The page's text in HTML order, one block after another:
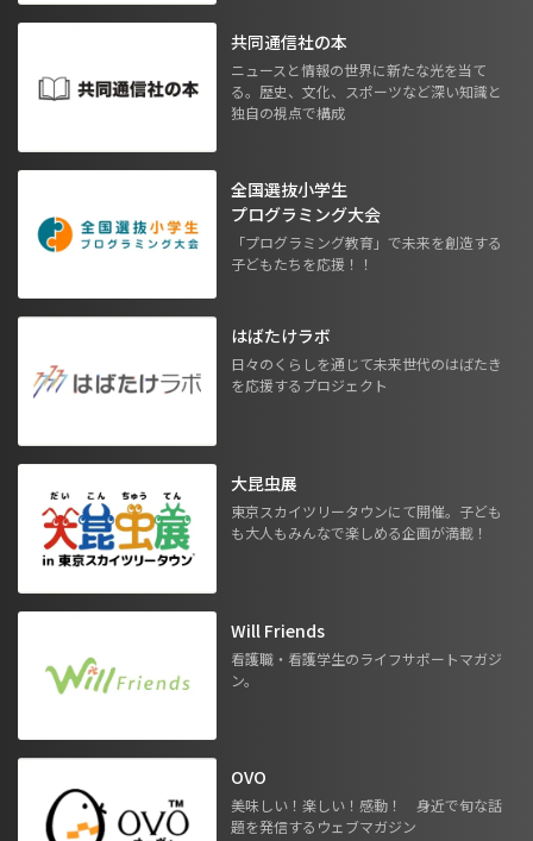
共同通信社の本
ニュースと情報の世界に新たな光を当て
る。歴史、文化、スポーツなど深い知識と
独自の視点で構成
全国選抜小学生
プログラミング大会
「プログラミング教育」で未来を創造する
子どもたちを応援！！
はばたけラボ
日々のくらしを通じて未来世代のはばたき
を応援するプロジェクト
大昆虫展
東京スカイツリータウンにて開催。子ども
も大人もみんなで楽しめる企画が満載！
Will Friends
看護職・看護学生のライフサポートマガジ
ン。
OVO
美味しい！楽しい！感動！ 身近で旬な話
題を発信するウェブマガジン